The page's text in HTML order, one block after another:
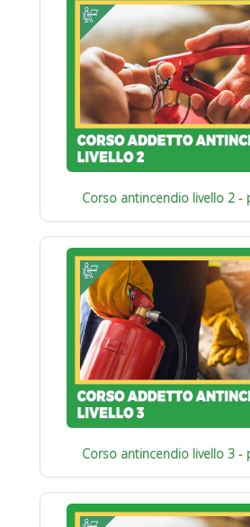
Corso antincendio livello 2 -
Corso antincendio livello 3 -